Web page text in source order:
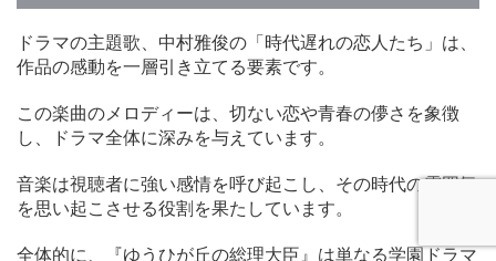
ドラマの主題歌、中村雅俊の「時代遅れの恋人たち」は、
作品の感動を一層引き立てる要素です。
この楽曲のメロディーは、切ない恋や青春の儚さを象徴
し、ドラマ全体に深みを与えています。
音楽は視聴者に強い感情を呼び起こし、その時代の雰囲気
を思い起こさせる役割を果たしています。
全体的に、『ゆうひが丘の総理大臣』は単なる学園ドラマ